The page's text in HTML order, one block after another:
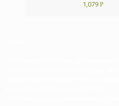
1,079 Р